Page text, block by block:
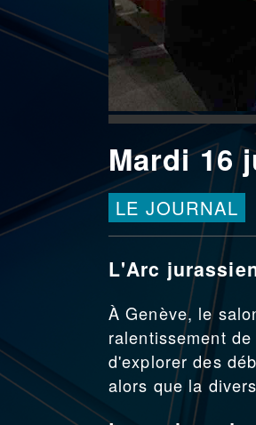
Mardi 16
LE JOURNAL
L'Arc
À Genève, le
ralentissement
d'explorer des
alors que la